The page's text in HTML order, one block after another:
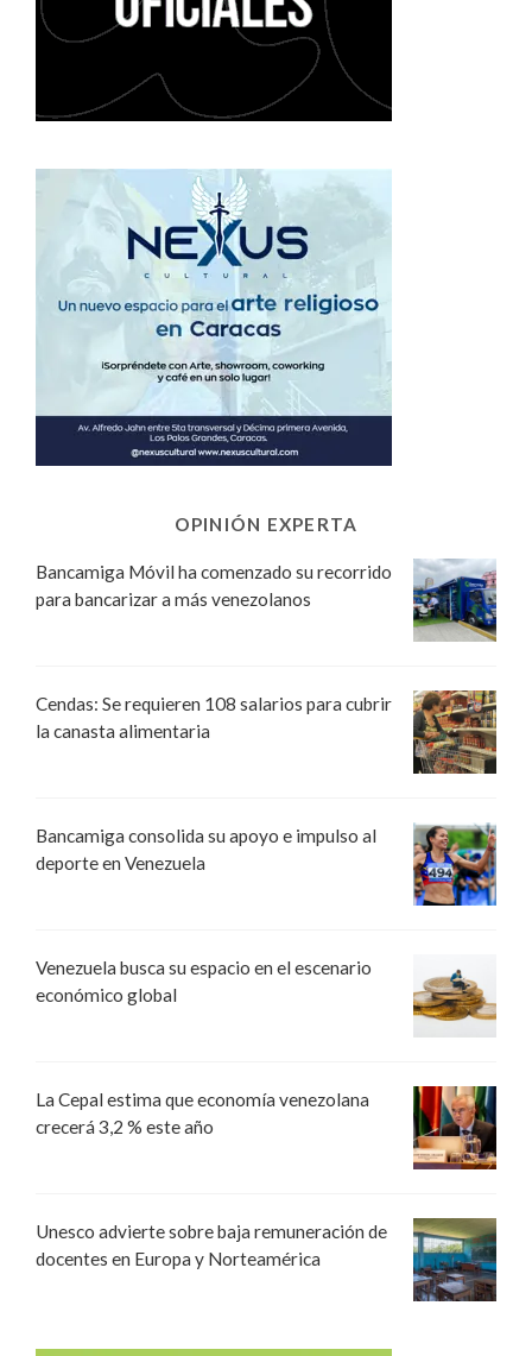
OPINIÓN EXPERTA
Bancamiga Móvil ha comenzado su recorrido
para bancarizar a más venezolanos
Cendas: Se requieren 108 salarios para cubrir
la canasta alimentaria
Bancamiga consolida su apoyo e impulso al
deporte en Venezuela
Venezuela busca su espacio en el escenario
económico global
La Cepal estima que economía venezolana
crecerá 3,2 % este año
Unesco advierte sobre baja remuneración de
docentes en Europa y Norteamérica